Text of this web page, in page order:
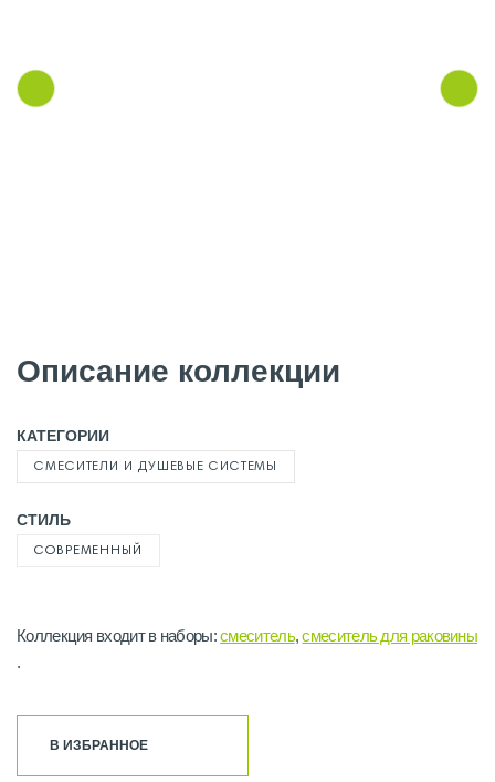
Описание коллекции
КАТЕГОРИИ
СМЕСИТЕЛИ И ДУШЕВЫЕ СИСТЕМЫ
СТИЛЬ
СОВРЕМЕННЫЙ
Коллекция входит в наборы:смеситель,смеситель для раковины
.
В ИЗБРАННОЕ